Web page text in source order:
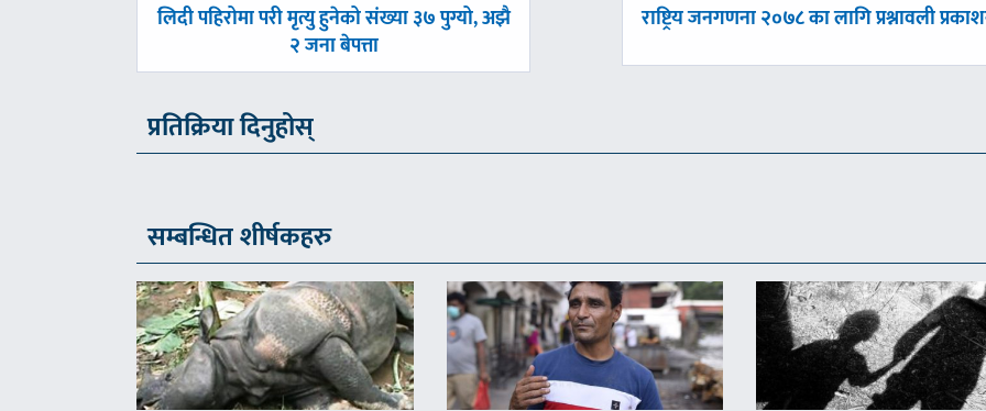
पछिल्लाे
लिदी पहिरोमा परी मृत्यु हुनेको संख्या ३७ पुग्यो, अझै
२ जना बेपत्ता
अघिल्लाे
राष्ट्रिय जनगणना २०७८ का लागि प्रश्नावली
प्रतिक्रिया दिनुहोस्
सम्बन्धित शीर्षकहरु